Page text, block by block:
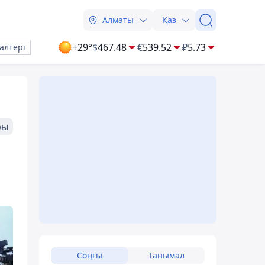
Алматы Қаз
+29°$467.48 €539.52 ₽5.73
Соңғы Танымал